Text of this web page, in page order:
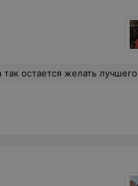
полно кафе и повыше категории особенно в кухне.